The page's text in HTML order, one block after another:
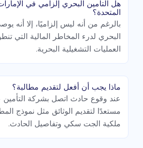
هل التأمين البحري إلزامي في
المتحدة؟
بالرغم من أنه ليس إلزاميًا، إلا أنه
البحري لدرء المخاطر المالية التي
العمليات التشغيلية البحرية.
ماذا يجب أن أفعل لتقديم مطالبة؟
عند وقوع حادث اتصل بشركة التأمين
مستعدًا لتقديم الوثائق مثل نموذج
ملكية الجت سكي وتفاصيل الحادث.